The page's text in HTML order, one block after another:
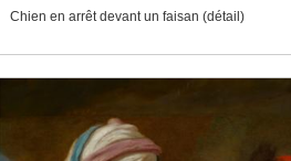
Chien en arrêt devant un faisan (détail)